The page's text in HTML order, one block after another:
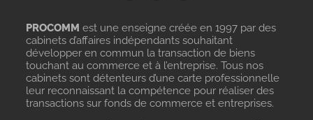
PROCOMM est une enseigne créée en 1997 par des
cabinets d’affaires indépendants souhaitant
développer en commun la transaction de biens
touchant au commerce et à l’entreprise. Tous nos
cabinets sont détenteurs d’une carte professionnelle
leur reconnaissant la compétence pour réaliser des
transactions sur fonds de commerce et entreprises.